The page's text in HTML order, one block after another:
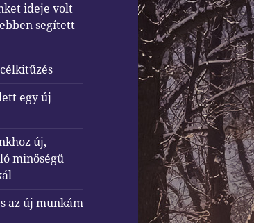
ideje volt
segített
egy új
új,
minőségű
az új munkám